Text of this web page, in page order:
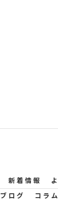
新着情報
ブログ コラム